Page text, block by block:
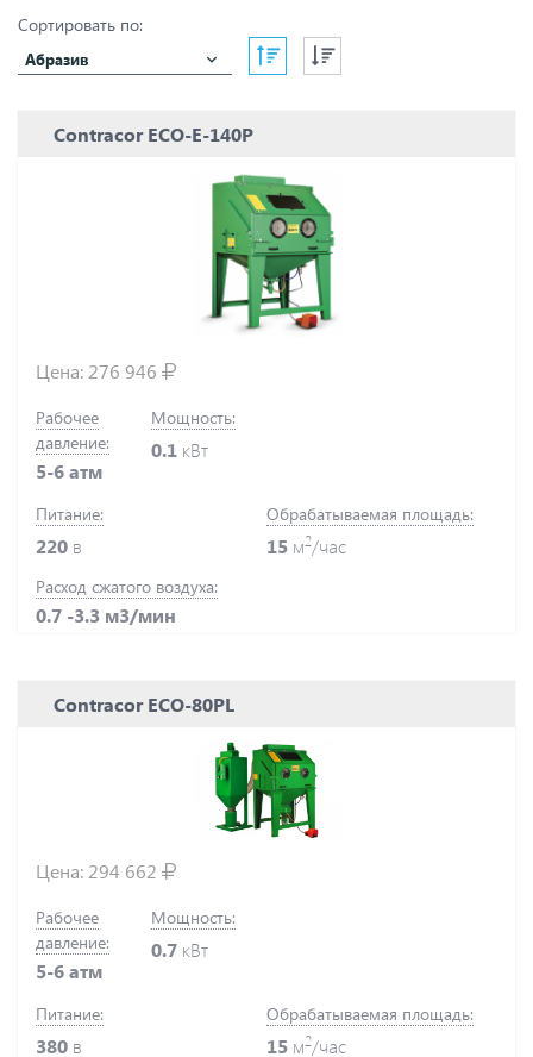
Сортировать по:
Абразив
Contracor ECO-E-140P
Цена:276 946
Рабочее
давление:
5-6 атм
Мощность:
0.1 кВт
Питание:
220 в
Обрабатываемая площадь:
15 м2/час
Расход сжатого воздуха:
0.7 -3.3 м3/мин
Contracor ECO-80PL
Цена:294 662
Рабочее
давление:
5-6 атм
Мощность:
0.7 кВт
Питание:
380 в
Обрабатываемая площадь:
15 м2/час